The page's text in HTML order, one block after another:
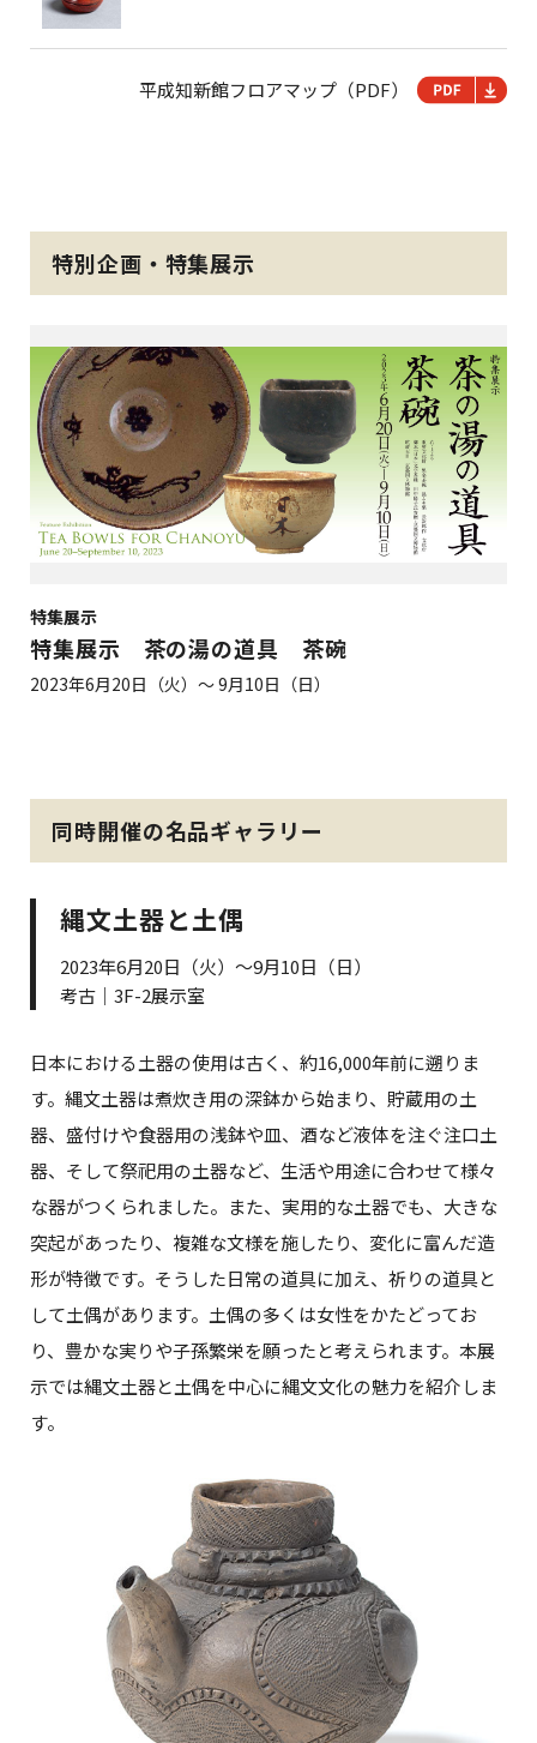
平成知新館フロアマップ（PDF）
特別企画・特集展示
特集展示
特集展示 茶の湯の道具 茶碗
2023年6月20日（火）～ 9月10日（日）
同時開催の名品ギャラリー
縄文土器と土偶
2023年6月20日（火）～9月10日（日）
考古｜3F-2展示室
日本における土器の使用は古く、約16,000年前に遡りま
す。縄文土器は煮炊き用の深鉢から始まり、貯蔵用の土
器、盛付けや食器用の浅鉢や皿、酒など液体を注ぐ注口土
器、そして祭祀用の土器など、生活や用途に合わせて様々
な器がつくられました。また、実用的な土器でも、大きな
突起があったり、複雑な文様を施したり、変化に富んだ造
形が特徴です。そうした日常の道具に加え、祈りの道具と
して土偶があります。土偶の多くは女性をかたどってお
り、豊かな実りや子孫繁栄を願ったと考えられます。本展
示では縄文土器と土偶を中心に縄文文化の魅力を紹介しま
す。